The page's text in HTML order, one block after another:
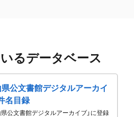
るデータベース
公文書館デジタルアーカイ
名目録
県公文書館デジタルアーカイブ」に登録